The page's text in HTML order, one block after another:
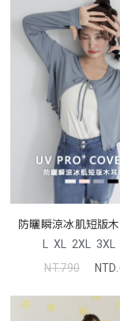
防曬瞬涼冰肌短版
L XL 2XL 3XL
NT.790